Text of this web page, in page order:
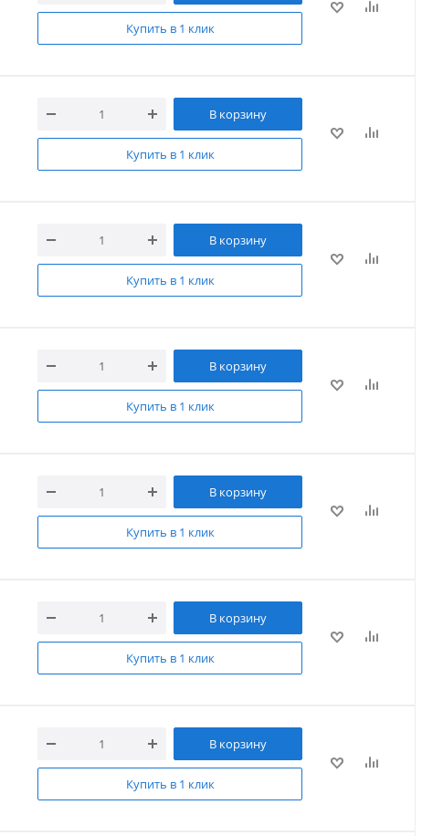
Купить в 1 клик
В корзину
Купить в 1 клик
В корзину
Купить в 1 клик
В корзину
Купить в 1 клик
В корзину
Купить в 1 клик
В корзину
Купить в 1 клик
В корзину
Купить в 1 клик